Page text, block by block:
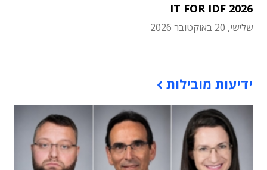
IT FOR IDF 2026
שלישי, 20 באוקטובר 2026
ידיעות מובילות